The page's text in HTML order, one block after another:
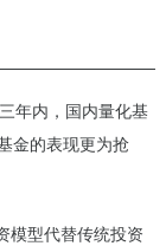
年内，国内量化基
金的表现更为抢
模型代替传统投资